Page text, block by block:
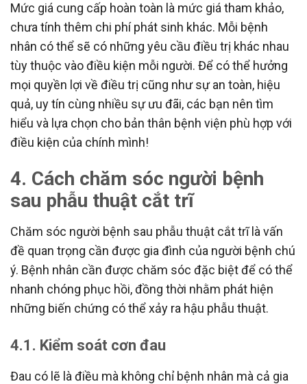
Mức giá cung cấp hoàn toàn là mức giá tham khảo,
chưa tính thêm chi phí phát sinh khác. Mỗi bệnh
nhân có thể sẽ có những yêu cầu điều trị khác nhau
tùy thuộc vào điều kiện mỗi người. Để có thể hưởng
mọi quyền lợi về điều trị cũng như sự an toàn, hiệu
quả, uy tín cùng nhiều sự ưu đãi, các bạn nên tìm
hiểu và lựa chọn cho bản thân bệnh viện phù hợp với
điều kiện của chính mình!
4. Cách chăm sóc người bệnh
sau phẫu thuật cắt trĩ
Chăm sóc người bệnh sau phẫu thuật cắt trĩ là vấn
đề quan trọng cần được gia đình của người bệnh chú
ý. Bệnh nhân cần được chăm sóc đặc biệt để có thể
nhanh chóng phục hồi, đồng thời nhằm phát hiện
những biến chứng có thể xảy ra hậu phẫu thuật.
4.1. Kiểm soát cơn đau
Đau có lẽ là điều mà không chỉ bệnh nhân mà cả gia